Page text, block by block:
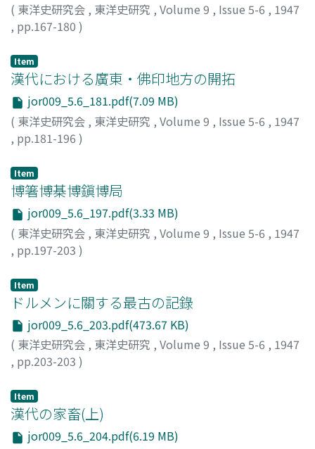
( 東洋史研究会 , 東洋史研究 , Volume 9 , Issue 5-6 , 1947
, pp.167-180 )
Item
漢代における廣東・佛印地方の開拓
jor009_5.6_181.pdf(7.09 MB)
( 東洋史研究会 , 東洋史研究 , Volume 9 , Issue 5-6 , 1947
, pp.181-196 )
Item
博箸博棊博鎭博局
jor009_5.6_197.pdf(3.33 MB)
( 東洋史研究会 , 東洋史研究 , Volume 9 , Issue 5-6 , 1947
, pp.197-203 )
Item
ドルメンに關する最古の記錄
jor009_5.6_203.pdf(473.67 KB)
( 東洋史研究会 , 東洋史研究 , Volume 9 , Issue 5-6 , 1947
, pp.203-203 )
Item
漢代の家畜(上)
jor009_5.6_204.pdf(6.19 MB)